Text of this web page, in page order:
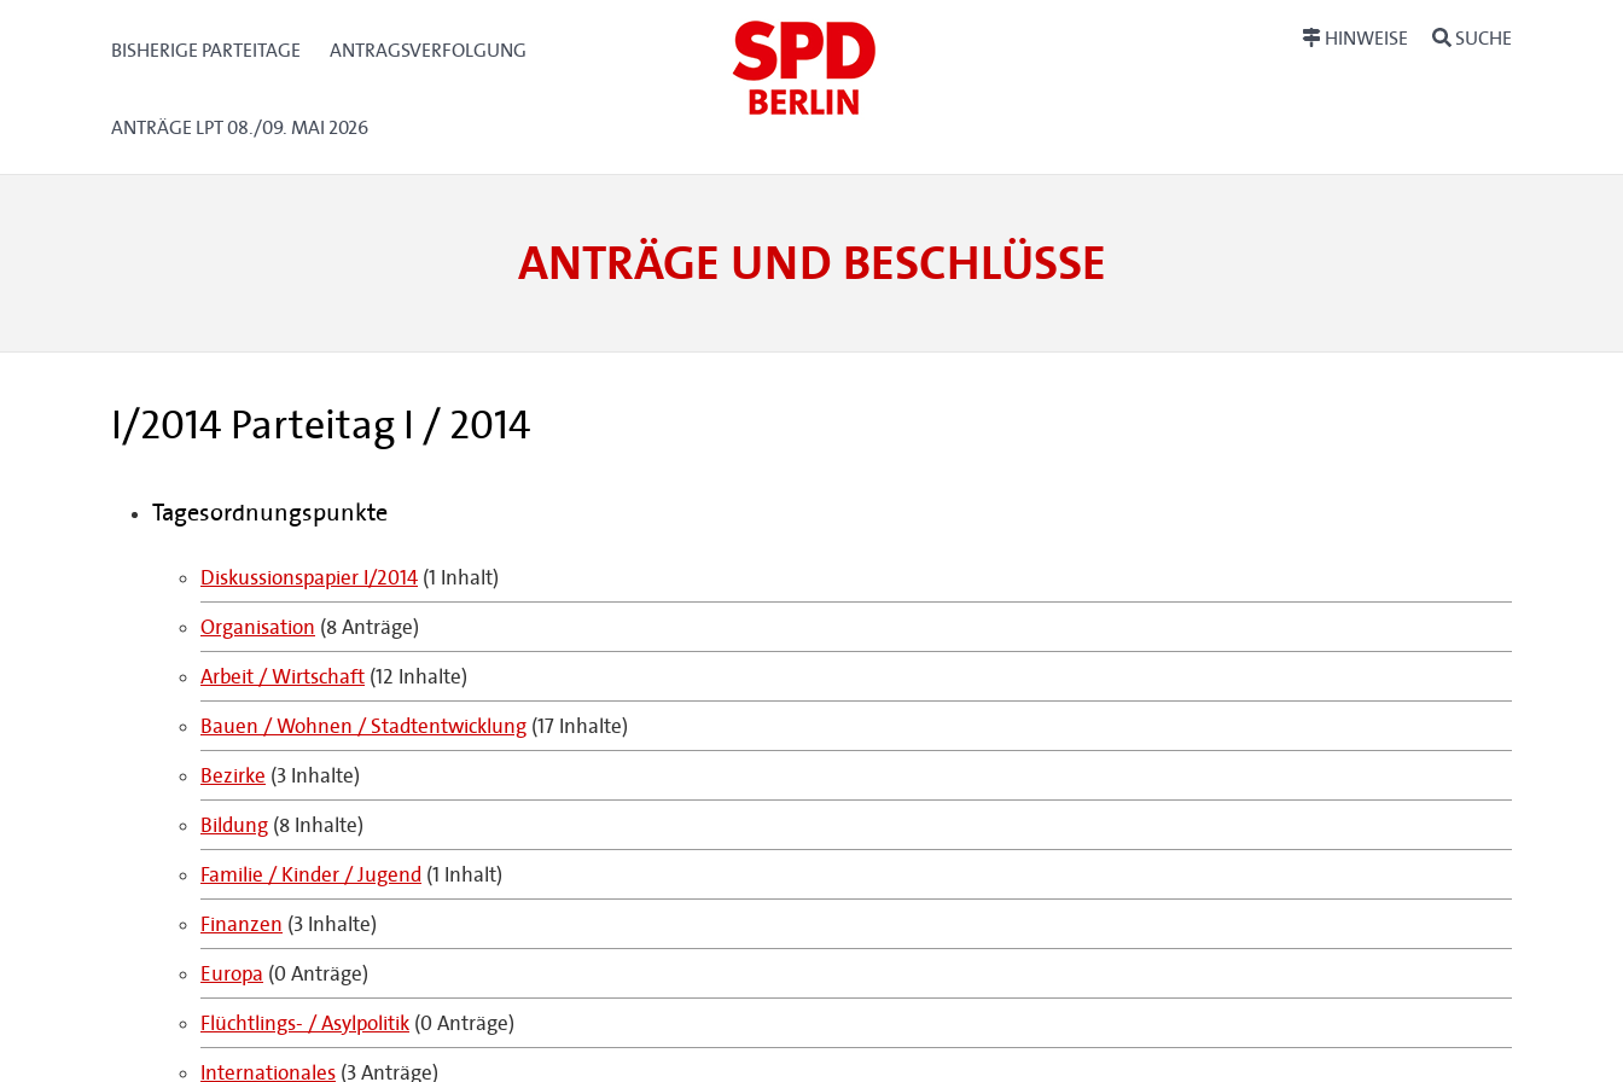
BISHERIGE PARTEITAGE ANTRAGSVERFOLGUNG
ANTRÄGE LPT 08./09. MAI 2026
HINWEISE SUCHE
ANTRÄGE UND BESCHLÜSSE
I/2014 Parteitag I / 2014
Tagesordnungspunkte
Diskussionspapier I/2014 (1 Inhalt)
Organisation (8 Anträge)
Arbeit / Wirtschaft (12 Inhalte)
Bauen / Wohnen / Stadtentwicklung (17 Inhalte)
Bezirke (3 Inhalte)
Bildung (8 Inhalte)
Familie / Kinder / Jugend (1 Inhalt)
Finanzen (3 Inhalte)
Europa (0 Anträge)
Flüchtlings- / Asylpolitik (0 Anträge)
Internationales (3 Anträge)